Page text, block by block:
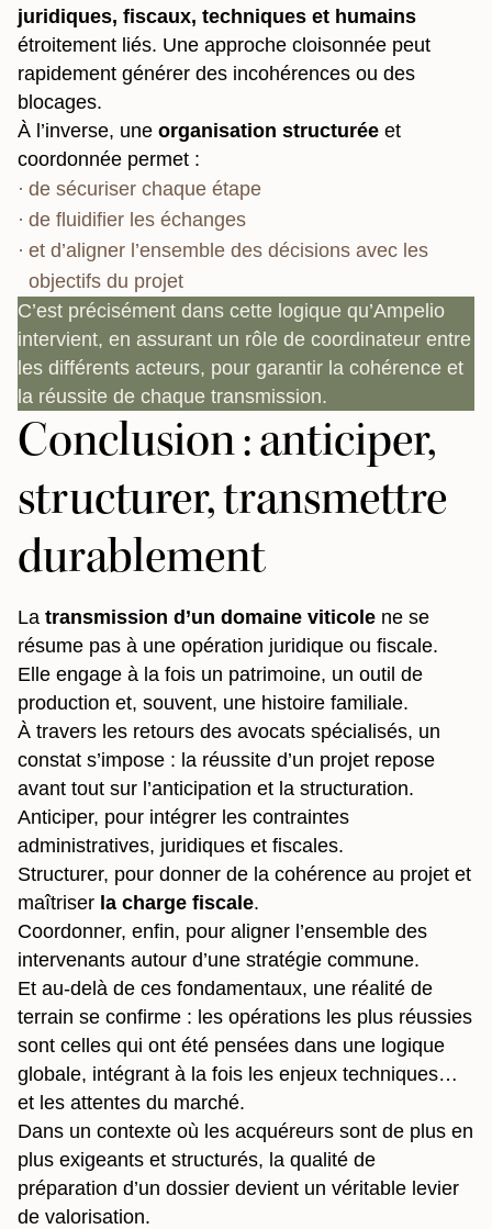
juridiques, fiscaux, techniques et humains
étroitement liés. Une approche cloisonnée peut
rapidement générer des incohérences ou des
blocages.
À l’inverse, une organisation structurée et
coordonnée permet :
de sécuriser chaque étape
de fluidifier les échanges
et d’aligner l’ensemble des décisions avec les
objectifs du projet
C’est précisément dans cette logique qu’Ampelio
intervient, en assurant un rôle de coordinateur entre
les différents acteurs, pour garantir la cohérence et
la réussite de chaque transmission.
Conclusion : anticiper,
structurer, transmettre
durablement
La transmission d’un domaine viticole ne se
résume pas à une opération juridique ou fiscale.
Elle engage à la fois un patrimoine, un outil de
production et, souvent, une histoire familiale.
À travers les retours des avocats spécialisés, un
constat s’impose : la réussite d’un projet repose
avant tout sur l’anticipation et la structuration.
Anticiper, pour intégrer les contraintes
administratives, juridiques et fiscales.
Structurer, pour donner de la cohérence au projet et
maîtriser la charge fiscale.
Coordonner, enfin, pour aligner l’ensemble des
intervenants autour d’une stratégie commune.
Et au-delà de ces fondamentaux, une réalité de
terrain se confirme : les opérations les plus réussies
sont celles qui ont été pensées dans une logique
globale, intégrant à la fois les enjeux techniques…
et les attentes du marché.
Dans un contexte où les acquéreurs sont de plus en
plus exigeants et structurés, la qualité de
préparation d’un dossier devient un véritable levier
de valorisation.